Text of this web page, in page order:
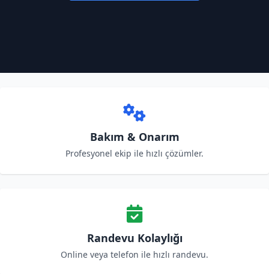
Bakım & Onarım
Profesyonel ekip ile hızlı çözümler.
Randevu Kolaylığı
Online veya telefon ile hızlı randevu.